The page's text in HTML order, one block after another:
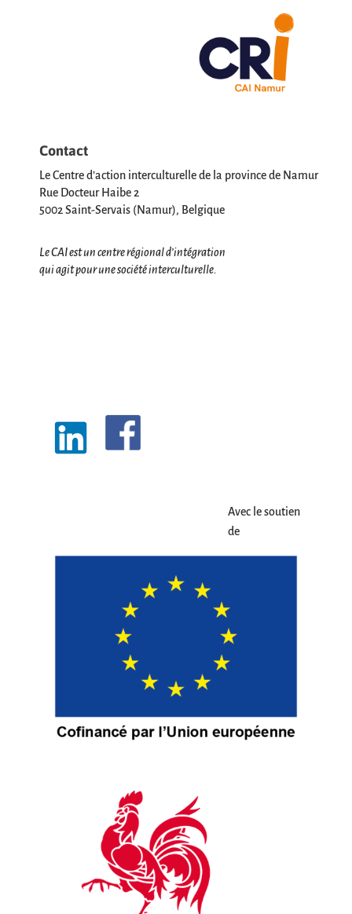
Contact
Le Centre d’action interculturelle de la province de Namur
Rue Docteur Haibe 2
5002 Saint-Servais (Namur), Belgique
Le CAI est un centre régional d’intégration
qui agit pour une société interculturelle.
Avec le soutien
de